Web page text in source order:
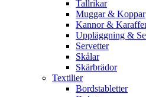
Tallrikar
Muggar & Koppar
Kannor &
Uppläggning &
Servetter
Skålar
Skärbrädor
Textilier
Bordstabletter